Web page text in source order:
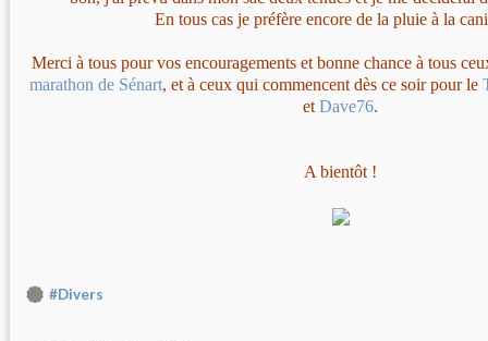
En tous cas je préfère encore de la pluie à la
Merci à tous pour vos encouragements et bonne chance à tous
marathon de Sénart, et à ceux qui commencent dès ce soir pour le
etDave76.
A bientôt !
#Divers